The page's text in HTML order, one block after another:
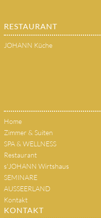
RESTAURANT
JOHANN Küche
Home
Zimmer & Suiten
SPA & WELLNESS
Restaurant
s'JOHANN Wirtshaus
SEMINARE
AUSSEERLAND
Kontakt
KONTAKT